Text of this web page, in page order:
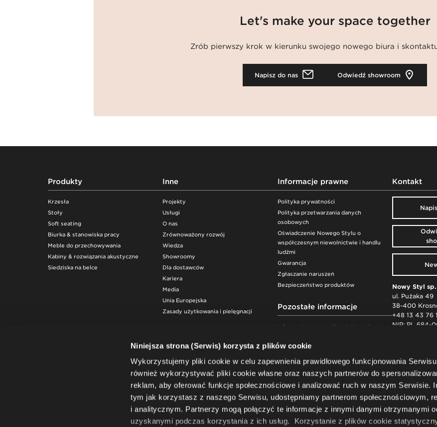
Niniejsza strona (Serwis) korzysta z plików cookie
Wykorzystujemy pliki cookie w celu zapewnienia prawidłowego funkcjonowania
również wykorzystywać pliki cookie własne oraz naszych partnerów do
reklam, aby oferować funkcje społecznościowe i analizować ruch w naszym Serwisie.
tym jak korzystasz z naszego Serwisu, udostępniamy partnerom społecznościowym,
i analitycznym. Partnerzy mogą połączyć te informacje z innymi danymi otrzymanymi
uzyskanymi podczas korzystania z ich usług. Korzystanie z plików cookie
Let's make your space together
Zrób pierwszy krok w kierunku swojego nowego biura i
Napisz do nas Odwiedź showroom
Produkty
Krzesła
Stoły
Soft seating
Biurka & stanowiska pracy
Meble do przechowywania
Kabiny & rozwiązania akustyczne
Siedziska na belce
Inne
Projekty
Usługi
O nas
Zrównoważony rozwój
Wiedza
Showroomy
Dla dostawców
Kariera
Media
Unia Europejska
Zasady użytkowania i pielęgnacji
Informacje prawne
Polityka prywatności
Polityka przetwarzania danych
osobowych
Oświadczenie Nowego Stylu o
współczesnym niewolnictwie i handlu
ludźmi
Gwarancja
Zgłaszanie naruszeń
Bezpieczeństwo produktów
Pozostałe informacje
Informacja o strategii podatkowej
Styl sp. z o.o.
realizowanej w roku 2021 przez Nowy
Styl sp. z o.o.
Informacja o strategii podatkowej
realizowanej w roku 2022 przez Nowy
Styl sp. z o.o.
Kontakt
Nowy Styl
ul. Pużaka 49
38-400
+48 13 43 76
NIP: PL 684-
Kapitał
KRS:
BDO: